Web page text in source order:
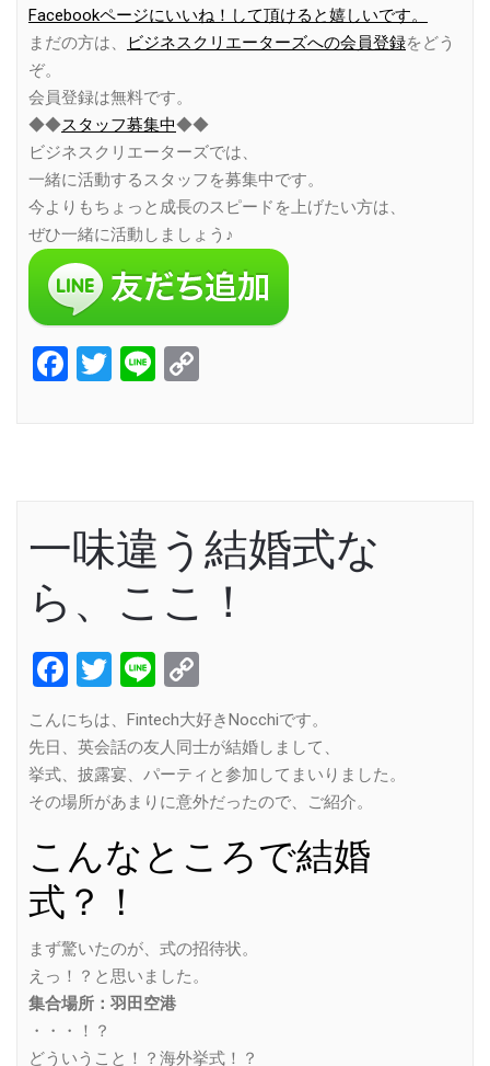
Facebookページにいいね！して頂けると嬉しいです。
まだの方は、
ビジネスクリエーターズへの会員登録をどう
ぞ。
会員登録は無料です。
◆◆スタッフ募集中◆◆
ビジネスクリエーターズでは、
一緒に活動するスタッフを募集中です。
今よりもちょっと成長のスピードを上げたい方は、
ぜひ一緒に活動しましょう♪
Facebook
Twitter
Line
一味違う結婚式な
ら、ここ！
Facebook
Twitter
Line
Link
こんにちは、Fintech大好きNocchiです。
先日、英会話の友人同士が結婚しまして、
挙式、披露宴、パーティと参加してまいりました。
その場所があまりに意外だったので、ご紹介。
こんなところで結婚
式？！
まず驚いたのが、式の招待状。
えっ！？と思いました。
集合場所：羽田空港
・・・！？
どういうこと！？海外挙式！？